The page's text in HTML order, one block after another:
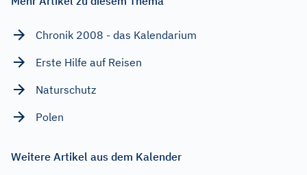
Chronik 2008 - das Kalendarium
Erste Hilfe auf Reisen
Naturschutz
Polen
Weitere Artikel aus dem Kalender